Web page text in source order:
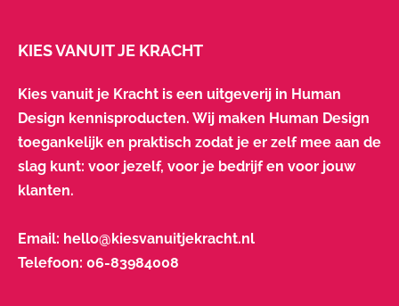
KIES VANUIT JE KRACHT
Kies vanuit je Kracht is een uitgeverij in Human
Design kennisproducten. Wij maken Human Design
toegankelijk en praktisch zodat je er zelf mee aan de
slag kunt: voor jezelf, voor je bedrijf en voor jouw
klanten.
Email: hello@kiesvanuitjekracht.nl
Telefoon: 06-83984008